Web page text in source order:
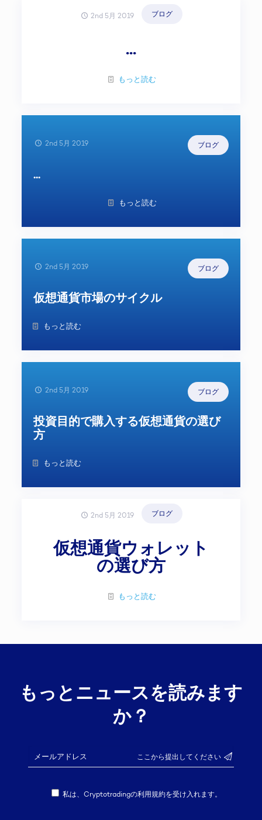
2nd 5月 2019 ブログ
...
もっと読む
2nd 5月 2019 ブログ
...
もっと読む
2nd 5月 2019 ブログ
仮想通貨市場のサイクル
もっと読む
2nd 5月 2019 ブログ
投資目的で購入する仮想通貨の選び
方
もっと読む
2nd 5月 2019 ブログ
仮想通貨ウォレット
の選び方
もっと読む
もっとニュースを読みます
か？
私は、Cryptotradingの利用規約を受け入れます。